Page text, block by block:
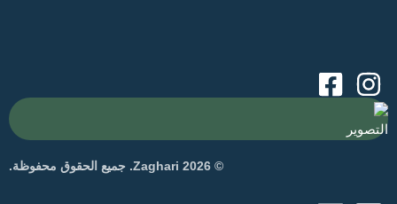
التصوير
© 2026 Zaghari. جميع الحقوق محفوظة.